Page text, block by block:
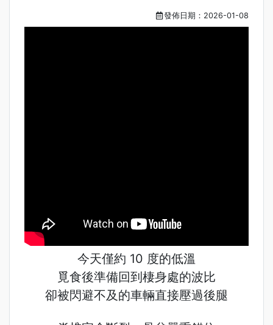
發佈日期：2026-01-08
今天僅約 10 度的低溫
覓食後準備回到棲身處的波比
卻被閃避不及的車輛直接壓過後腿